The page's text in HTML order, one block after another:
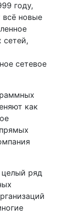
году,
всё новые
сетей,
сетевое
как
целый ряд